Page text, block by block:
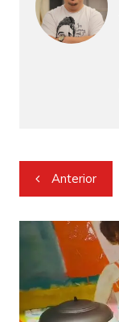
Navegação
de
Post
Anterior